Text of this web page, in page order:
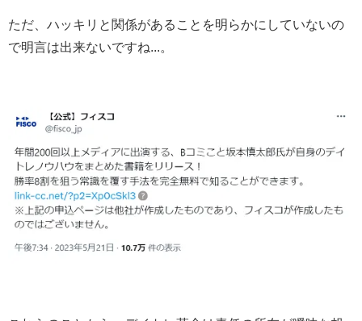
ただ、ハッキリと関係があることを明らかにしていないの
で明言は出来ないですね...。